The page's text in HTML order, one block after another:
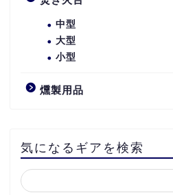
中型
大型
小型
燻製用品
気になるギアを検索